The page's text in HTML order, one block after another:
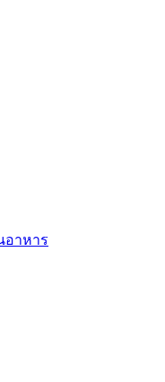
อาหาร